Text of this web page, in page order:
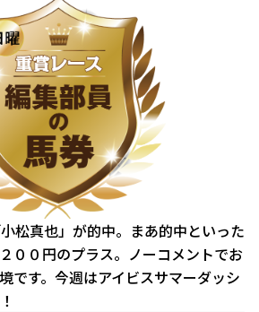
松真也」が的中。まあ的中といった
００円のプラス。ノーコメントでお
です。今週はアイビスサマーダッシ